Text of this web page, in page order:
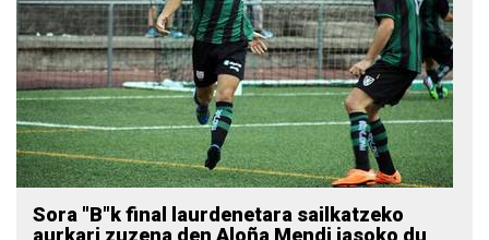
Sora "B"k final laurdenetara sailkatzeko
aurkari zuzena den Aloña Mendi jasoko du